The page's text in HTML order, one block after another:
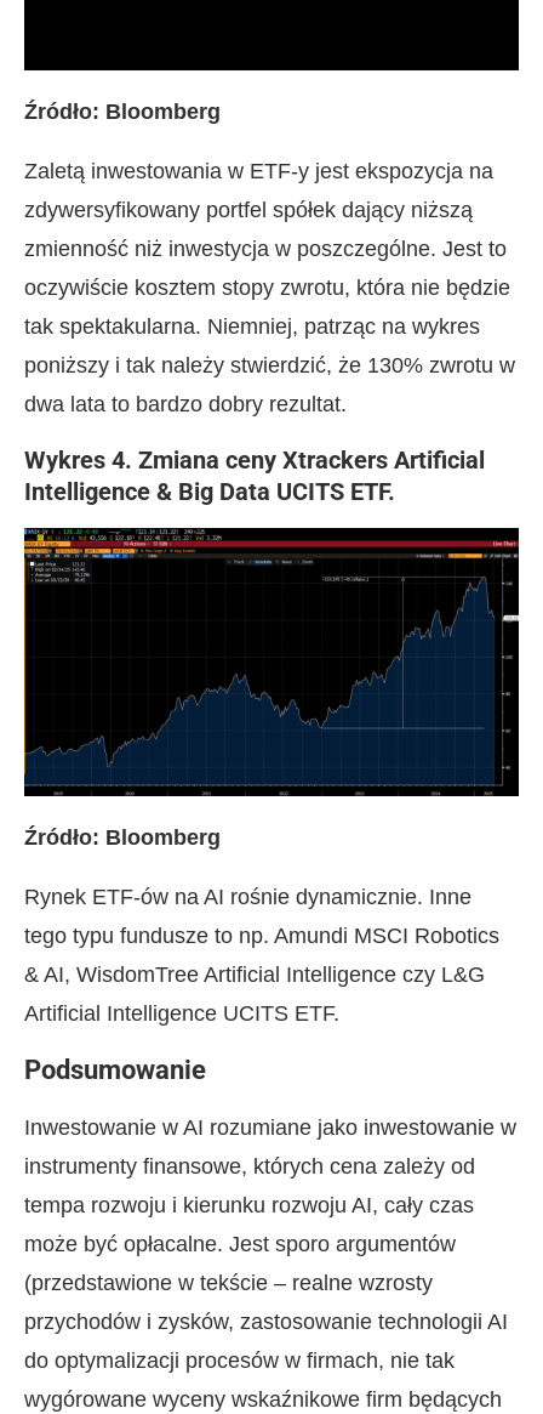
Źródło: Bloomberg
Zaletą inwestowania w ETF-y jest ekspozycja na
zdywersyfikowany portfel spółek dający niższą
zmienność niż inwestycja w poszczególne. Jest to
oczywiście kosztem stopy zwrotu, która nie będzie
tak spektakularna. Niemniej, patrząc na wykres
poniższy i tak należy stwierdzić, że 130% zwrotu w
dwa lata to bardzo dobry rezultat.
Wykres 4. Zmiana ceny Xtrackers Artificial
Intelligence & Big Data UCITS ETF.
Źródło: Bloomberg
Rynek ETF-ów na AI rośnie dynamicznie. Inne
tego typu fundusze to np. Amundi MSCI Robotics
& AI, WisdomTree Artificial Intelligence czy L&G
Artificial Intelligence UCITS ETF.
Podsumowanie
Inwestowanie w AI rozumiane jako inwestowanie w
instrumenty finansowe, których cena zależy od
tempa rozwoju i kierunku rozwoju AI, cały czas
może być opłacalne. Jest sporo argumentów
(przedstawione w tekście – realne wzrosty
przychodów i zysków, zastosowanie technologii AI
do optymalizacji procesów w firmach, nie tak
wygórowane wyceny wskaźnikowe firm będących